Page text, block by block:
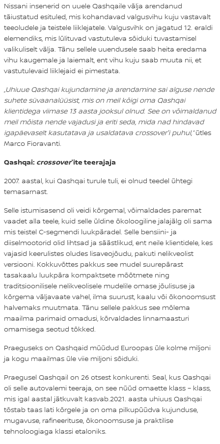
Nissani insenerid on uuele Qashqaile välja arendanud
täiustatud esituled, mis kohandavad valgusvihu kuju vastavalt
teeoludele ja teistele liiklejatele. Valgusvihk on jagatud 12. eraldi
elemendiks, mis lülituvad vastutuleva sõiduki tuvastamisel
valikuliselt välja. Tänu sellele uuendusele saab heita eredama
vihu kaugemale ja laiemalt, ent vihu kuju saab muuta nii, et
vastutulevaid liiklejaid ei pimestata.
„Uhiuue Qashqai kujundamine ja arendamine sai alguse nende
suhete süvaanalüüsist, mis on meil kõigi oma Qashqai
klientidega viimase 13 aasta jooksul olnud. See on võimaldanud
meil mõista nende vajadusi ja eriti seda, mida nad hindavad
igapäevaselt kasutatava ja usaldatava crossover'i puhul,“ütles
Marco Fioravanti.
Qashqai: crossover'ite teerajaja
2007. aastal, kui Qashqai turule tuli, ei olnud teedel ühtegi
temasarnast.
Selle istumisasend oli veidi kõrgemal, võimaldades paremat
vaadet alla teele, kuid selle üldine ökoloogiline jalajälg oli sama
mis teistel C-segmendi luukpäradel. Selle bensiini- ja
diiselmootorid olid lihtsad ja säästlikud, ent neile klientidele, kes
vajasid keerulistes oludes lisaveojõudu, pakuti nelikveolist
versiooni. Kokkuvõttes pakkus see mudel suurepärast
tasakaalu luukpära kompaktsete mõõtmete ning
traditsioonilisele nelikveolisele mudelile omase jõulisuse ja
kõrgema väljavaate vahel, ilma suurust, kaalu või ökonoomsust
halvemaks muutmata. Tänu sellele pakkus see mõlema
maailma parimaid omadusi, kõrvaldades linnamaasturi
omamisega seotud tõkked.
Praeguseks on Qashqaid müüdud Euroopas üle kolme miljoni
ja kogu maailmas üle viie miljoni sõiduki.
Praegusel Qashqail on 26 otsest konkurenti. Seal, kus Qashqai
oli selle autovalemi teeraja, on see nüüd omaette klass – klass,
mis igal aastal jätkuvalt kasvab.2021. aasta uhiuus Qashqai
tõstab taas lati kõrgele ja on oma pilkupüüdva kujunduse,
mugavuse, rafineerituse, ökonoomsuse ja praktilise
tehnoloogiaga klassi etaloniks.